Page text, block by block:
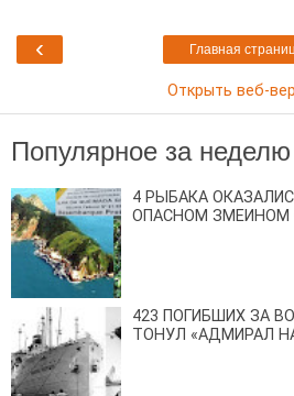
‹ Главная
Открыть веб-
Популярное за неделю
4 РЫБАКА
ОПАСНОМ ЗМЕИНОМ
423 ПОГИБШИХ ЗА
ТОНУЛ «АДМИРАЛ